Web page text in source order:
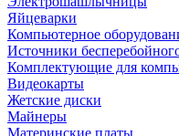
Яйцеварки
Компьютерное
Источники
Комплектующие для
Видеокарты
Жетские диски
Майнеры
Материнские платы